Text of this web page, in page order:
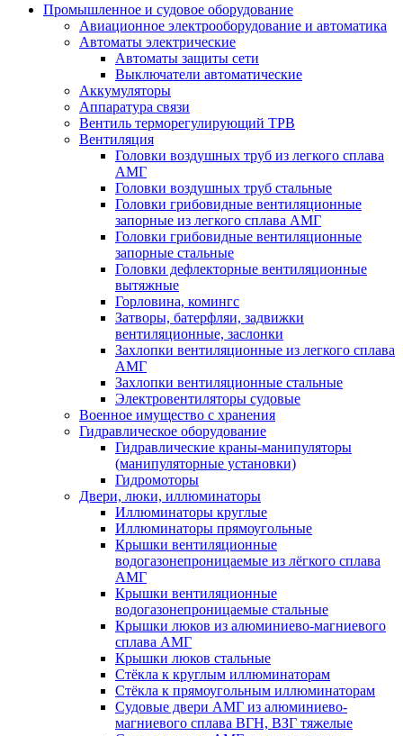
Промышленное и судовое оборудование
Авиационное электрооборудование и автоматика
Автоматы электрические
Автоматы защиты сети
Выключатели автоматические
Аккумуляторы
Аппаратура связи
Вентиль терморегулирующий ТРВ
Вентиляция
Головки воздушных труб из легкого сплава
АМГ
Головки воздушных труб стальные
Головки грибовидные вентиляционные
запорные из легкого сплава АМГ
Головки грибовидные вентиляционные
запорные стальные
Головки дефлекторные вентиляционные
вытяжные
Горловина, комингс
Затворы, батерфляи, задвижки
вентиляционные, заслонки
Захлопки вентиляционные из легкого сплава
АМГ
Захлопки вентиляционные стальные
Электровентиляторы судовые
Военное имущество с хранения
Гидравлическое оборудование
Гидравлические краны-манипуляторы
(манипуляторные установки)
Гидромоторы
Двери, люки, иллюминаторы
Иллюминаторы круглые
Иллюминаторы прямоугольные
Крышки вентиляционные
водогазонепроницаемые из лёгкого сплава
АМГ
Крышки вентиляционные
водогазонепроницаемые стальные
Крышки люков из алюминиево-магниевого
сплава АМГ
Крышки люков стальные
Стёкла к круглым иллюминаторам
Стёкла к прямоугольным иллюминаторам
Судовые двери АМГ из алюминиево-
магниевого сплава ВГН, ВЗГ тяжелые